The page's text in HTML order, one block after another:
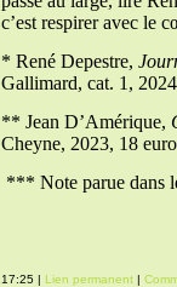
c’est respirer avec le
* René Depestre,
Gallimard, cat. 1, 2024
** Jean D’Amérique,
Cheyne, 2023, 18
*** Note parue dans
17:25 | Lien permanent|